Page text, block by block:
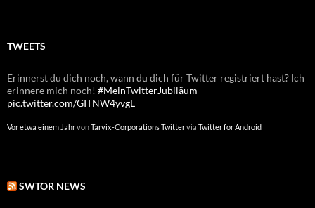
TWEETS
Erinnerst du dich noch, wann du dich für Twitter registriert hast? Ich
erinnere mich noch! #MeinTwitterJubiläum
pic.twitter.com/GITNW4yvgL
Vor etwa einem JahrvonTarvix-Corporations Twittervia Twitter for Android
SWTOR NEWS